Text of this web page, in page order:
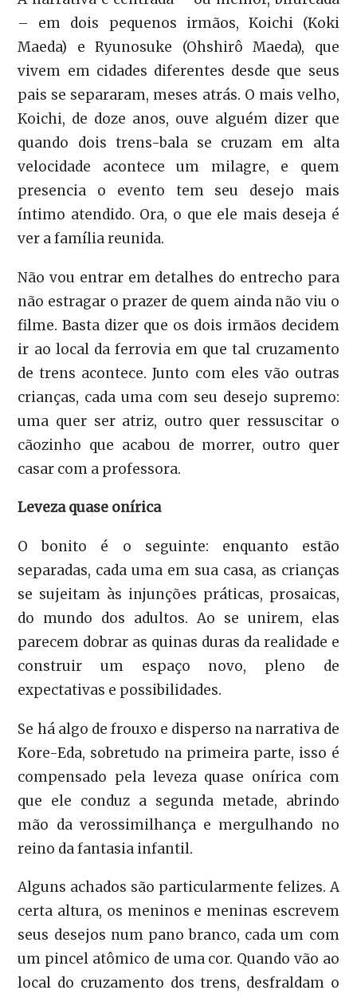
– em dois pequenos irmãos, Koichi (Koki
Maeda) e Ryunosuke (Ohshirô Maeda), que
vivem em cidades diferentes desde que seus
pais se separaram, meses atrás. O mais velho,
Koichi, de doze anos, ouve alguém dizer que
quando dois trens-bala se cruzam em alta
velocidade acontece um milagre, e quem
presencia o evento tem seu desejo mais
íntimo atendido. Ora, o que ele mais deseja é
ver a família reunida.
Não vou entrar em detalhes do entrecho para
não estragar o prazer de quem ainda não viu o
filme. Basta dizer que os dois irmãos decidem
ir ao local da ferrovia em que tal cruzamento
de trens acontece. Junto com eles vão outras
crianças, cada uma com seu desejo supremo:
uma quer ser atriz, outro quer ressuscitar o
cãozinho que acabou de morrer, outro quer
casar com a professora.
Leveza quase onírica
O bonito é o seguinte: enquanto estão
separadas, cada uma em sua casa, as crianças
se sujeitam às injunções práticas, prosaicas,
do mundo dos adultos. Ao se unirem, elas
parecem dobrar as quinas duras da realidade e
construir um espaço novo, pleno de
expectativas e possibilidades.
Se há algo de frouxo e disperso na narrativa de
Kore-Eda, sobretudo na primeira parte, isso é
compensado pela leveza quase onírica com
que ele conduz a segunda metade, abrindo
mão da verossimilhança e mergulhando no
reino da fantasia infantil.
Alguns achados são particularmente felizes. A
certa altura, os meninos e meninas escrevem
seus desejos num pano branco, cada um com
um pincel atômico de uma cor. Quando vão ao
local do cruzamento dos trens, desfraldam o